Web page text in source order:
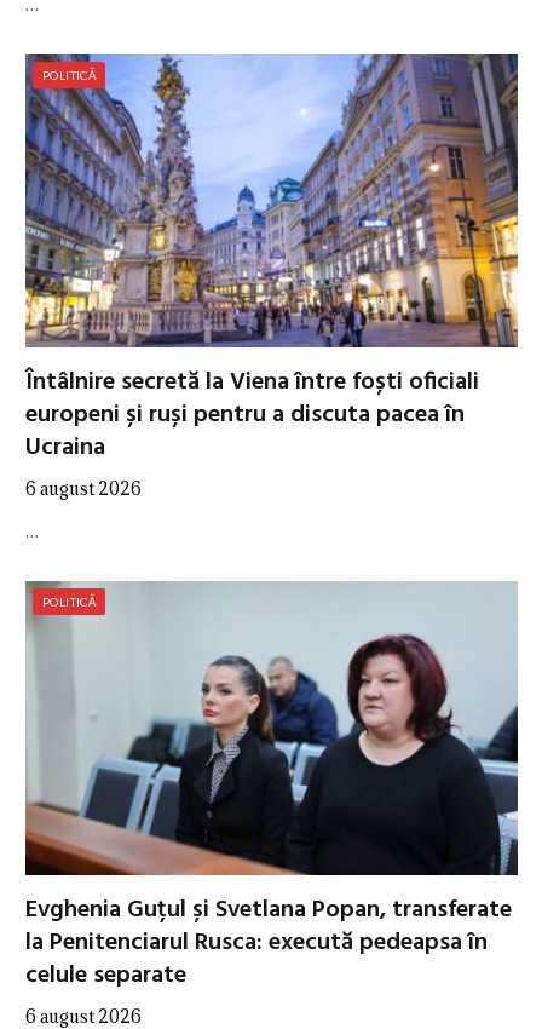
…
POLITICĂ
Întâlnire secretă la Viena între foști oficiali
europeni și ruși pentru a discuta pacea în
Ucraina
6 august 2026
…
POLITICĂ
Evghenia Guțul și Svetlana Popan, transferate
la Penitenciarul Rusca: execută pedeapsa în
celule separate
6 august 2026